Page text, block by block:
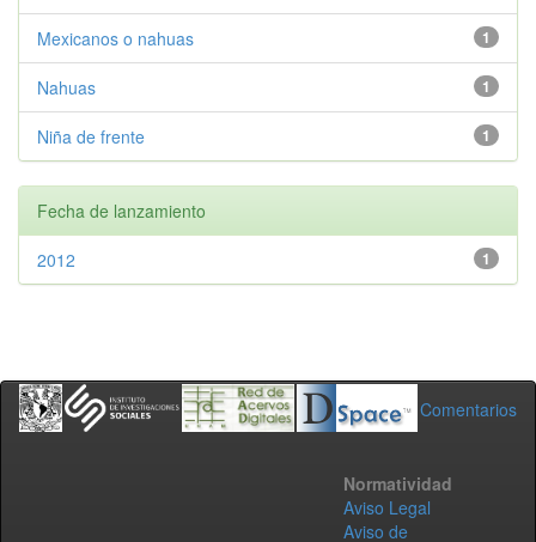
1
Mexicanos o nahuas
1
Nahuas
1
Niña de frente
Fecha de lanzamiento
1
2012
Comentarios
Normatividad
Aviso Legal
Aviso de